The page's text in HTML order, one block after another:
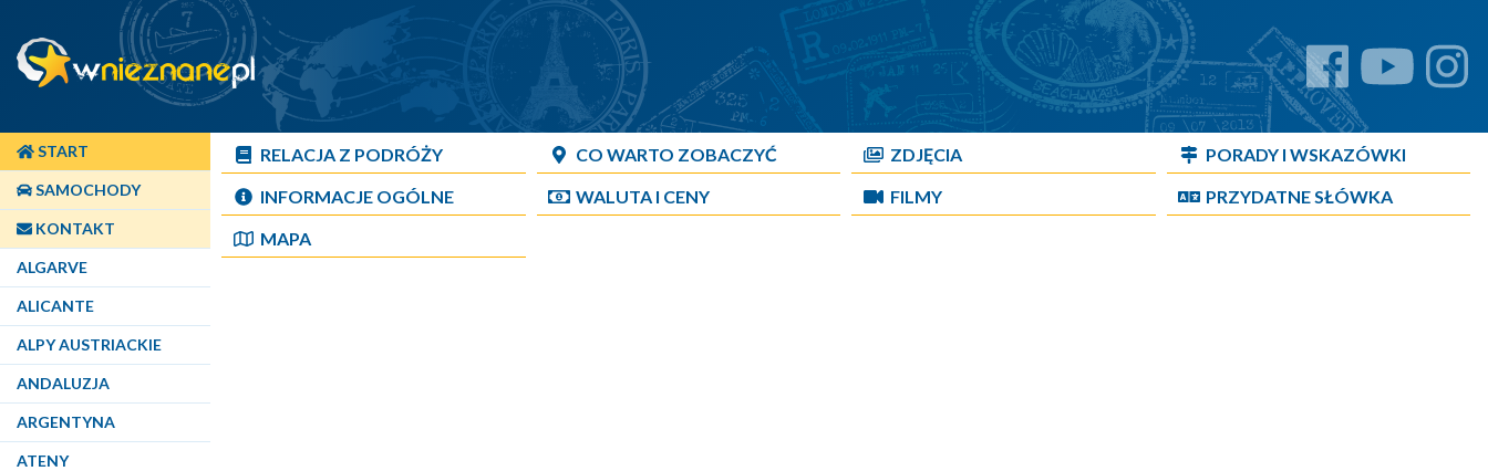
START
SAMOCHODY
KONTAKT
ALGARVE
ALICANTE
ALPY AUSTRIACKIE
ANDALUZJA
ARGENTYNA
ATENY
RELACJA Z PODRÓŻY CO WARTO ZOBACZYĆ ZDJĘCIA
PORADY I WSKAZÓWKI
INFORMACJE OGÓLNE
WALUTA I CENY FILMY
PRZYDATNE SŁÓWKA
MAPA